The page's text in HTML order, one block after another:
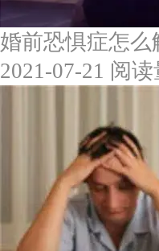
婚前恐惧症怎
2021-07-21 阅读